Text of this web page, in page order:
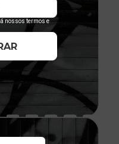
Boné 9FIFTY Pré-Curved
Utah Jazz Suede
R$ 349,99
Em até 6x de 58,33 sem
juros